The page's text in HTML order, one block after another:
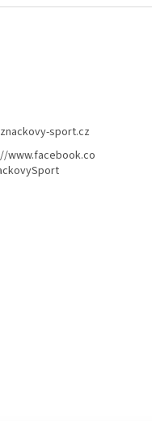
znackovy-sport.cz
www.facebook.co